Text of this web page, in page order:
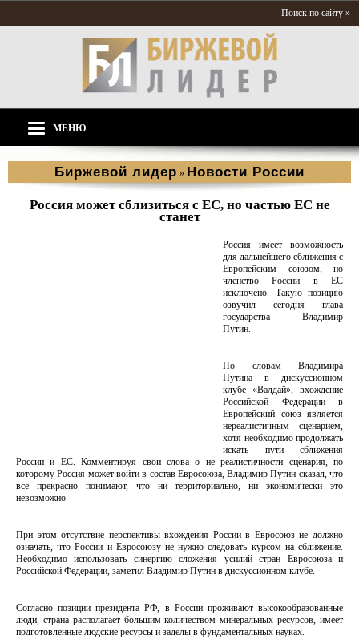
Поиск по сайту »
МЕНЮ
Биржевой лидер » Новости России
Россия может сблизиться с ЕС, но частью ЕС не
станет
Россия имеет возможность
для дальнейшего сближения с
Европейским союзом, но
членство России в ЕС
исключено. Такую позицию
озвучил сегодня глава
государства Владимир
Путин.
По словам Владимира
Путина в дискуссионном
клубе «Валдай», вхождение
Российской Федерации в
Европейский союз является
нереалистичным сценарием,
хотя необходимо продолжать
искать пути сближения
России и ЕС. Комментируя свои слова о не реалистичности сценария, по
которому Россия может войти в состав Евросоюза, Владимир Путин сказал, что
все прекрасно понимают, что ни территориально, ни экономически это
невозможно.
При этом отсутствие перспективы вхождения России в Евросоюз не должно
означать, что России и Евросоюзу не нужно следовать курсом на сближение.
Необходимо использовать синергию сложения усилий стран Евросоюза и
Российской Федерации, заметил Владимир Путин в дискуссионном клубе.
Согласно позиции президента РФ, в России проживают высокообразованные
люди, страна располагает большим количеством минеральных ресурсов, имеет
подготовленные людские ресурсы и заделы в фундаментальных науках.